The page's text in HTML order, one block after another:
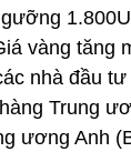
vàng tăng
nhà đầu
Trung
ương Anh